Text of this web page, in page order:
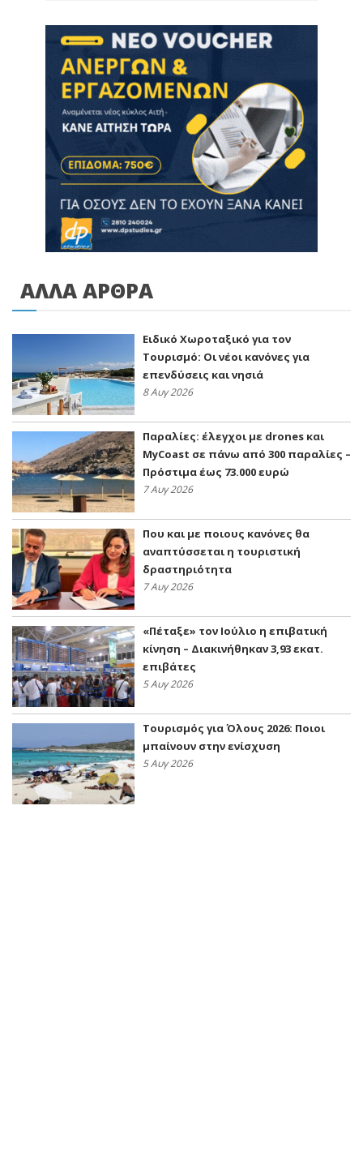
ΑΛΛΑ ΑΡΘΡΑ
Ειδικό Χωροταξικό για τον
Τουρισμό: Οι νέοι κανόνες για
επενδύσεις και νησιά
8 Αυγ 2026
Παραλίες: έλεγχοι με drones και
MyCoast σε πάνω από 300 παραλίες –
Πρόστιμα έως 73.000 ευρώ
7 Αυγ 2026
Που και με ποιους κανόνες θα
αναπτύσσεται η τουριστική
δραστηριότητα
7 Αυγ 2026
«Πέταξε» τον Ιούλιο η επιβατική
κίνηση – Διακινήθηκαν 3,93 εκατ.
επιβάτες
5 Αυγ 2026
Τουρισμός για Όλους 2026: Ποιοι
μπαίνουν στην ενίσχυση
5 Αυγ 2026